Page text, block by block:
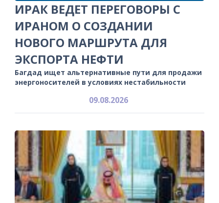
ИРАК ВЕДЕТ ПЕРЕГОВОРЫ С
ИРАНОМ О СОЗДАНИИ
НОВОГО МАРШРУТА ДЛЯ
ЭКСПОРТА НЕФТИ
Багдад ищет альтернативные пути для продажи
энергоносителей в условиях нестабильности
09.08.2026